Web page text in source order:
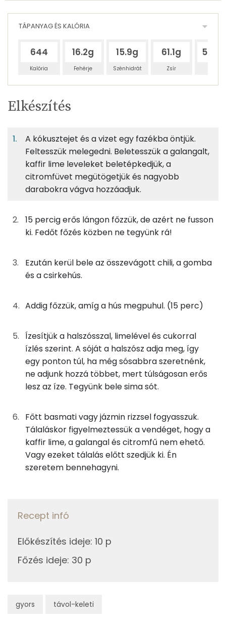
gyors távol-keleti
TÁPANYAG ÉS KALÓRIA
644
Kalória
16.2g
Fehérje
15.9g
Szénhidrát
61.1g
Zsír
Egy
adagban
3%
Fehérje
3%
Szénhidrát
10%
Zsír
250gkókusztej
493 kcal
0ggalangal
0g lime levél
0g
chili
0 kcal
75gcsirke
110 kcal
10g halszósz
4 kcal
4glimelé
6gpálmacukor 25 kcal
Összesen 644 kcal
TÁPANYAGTARTALOM
Egy
adagban
4
adagban
100
grammban
3%
Fehérje
3%
Szénhidrát
10%
Zsír
84%
Nátrium
Magnézium
TOP vitaminok
Kolin:
Niacin - B3 vitamin:
Riboflavin - B2 vitamin:
B6 vitamin:
Zsír
Összesen
Egyszeresen telítetlen zsírsav:
Elkészítés
A kókusztejet és a vizet egy fazékba öntjük.
Feltesszük melegedni. Beletesszük a galangalt,
kaffir lime leveleket beletépkedjük, a
citromfüvet megütögetjük és nagyobb
darabokra vágva hozzáadjuk.
15 percig erős lángon főzzük, de azért ne fusson
ki. Fedőt főzés közben ne tegyünk rá!
Ezután kerül bele az összevágott chili, a gomba
és a csirkehús.
Addig főzzük, amíg a hús megpuhul. (15 perc)
Ízesítjük a halszósszal, limelével és cukorral
ízlés szerint. A sóját a halszósz adja meg, így
egy ponton túl, ha még sósabbra szeretnénk,
ne adjunk hozzá többet, mert túlságosan erős
lesz az íze. Tegyünk bele sima sót.
Főtt basmati vagy jázmin rizzsel fogyasszuk.
Tálaláskor figyelmeztessük a vendéget, hogy a
kaffir lime, a galangal és citromfű nem ehető.
Vagy ezeket tálalás előtt szedjük ki. Én
szeretem bennehagyni.
Recept infó
Előkészítés ideje: 10 p
Főzés ideje: 30 p